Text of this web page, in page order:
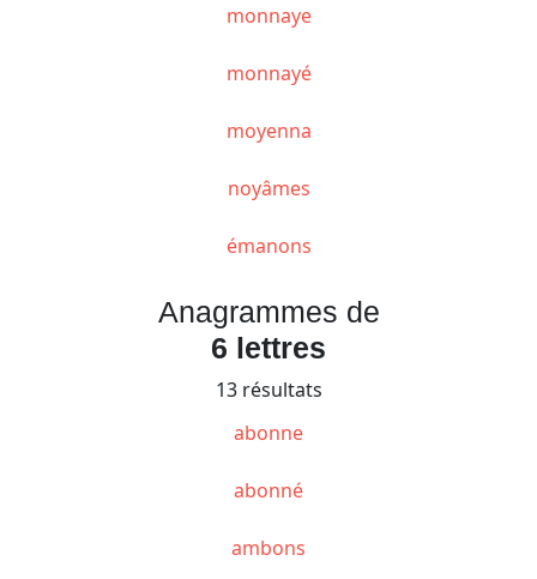
monnaye
monnayé
moyenna
noyâmes
émanons
Anagrammes de
6 lettres
13 résultats
abonne
abonné
ambons